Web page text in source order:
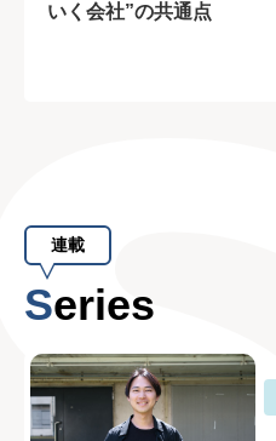
いく会社”の共通点
連載
Series